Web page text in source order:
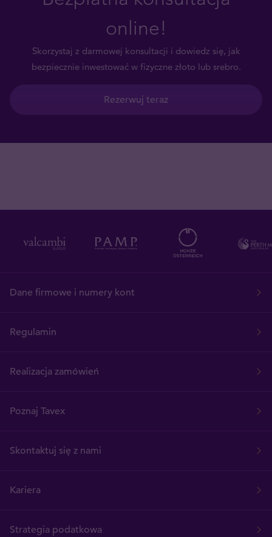
online!
Skorzystaj z darmowej konsultacji i dowiedz się, jak
bezpiecznie inwestować w fizyczne złoto lub srebro.
Rezerwuj teraz
Dane firmowe i numery kont
Regulamin
Realizacja zamówień
Poznaj Tavex
Skontaktuj się z nami
Kariera
Strategia podatkowa